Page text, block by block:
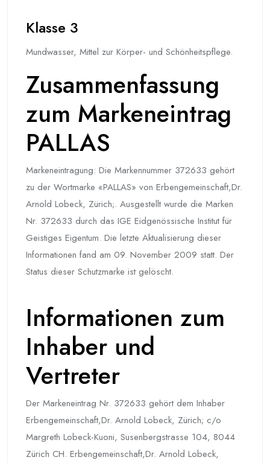
Klasse 3
Mundwasser, Mittel zur Körper- und Schönheitspflege.
Zusammenfassung
zum Markeneintrag
PALLAS
Markeneintragung: Die Markennummer 372633 gehört
zu der Wortmarke «PALLAS» von Erbengemeinschaft,Dr.
Arnold Lobeck, Zürich;. Ausgestellt wurde die Marken
Nr. 372633 durch das IGE Eidgenössische Institut für
Geistiges Eigentum. Die letzte Aktualisierung dieser
Informationen fand am 09. November 2009 statt. Der
Status dieser Schutzmarke ist gelöscht.
Informationen zum
Inhaber und
Vertreter
Der Markeneintrag Nr. 372633 gehört dem Inhaber
Erbengemeinschaft,Dr. Arnold Lobeck, Zürich; c/o
Margreth Lobeck-Kuoni, Susenbergstrasse 104, 8044
Zürich CH. Erbengemeinschaft,Dr. Arnold Lobeck,